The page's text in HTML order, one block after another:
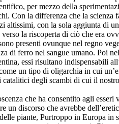
per mezzo della
Con la differenza che la
altissimi, con la sola aggiunta di
la riscoperta di ciò che era
presenti ovunque nel regno
di ferro nel sangue umano. Poi
essi risultano indispensabili
un tipo di oligarchia in cui
catalitici degli scambi di cui il
che ha consentito agli
un discorso che avrebbe
piante, Purtroppo in Europa